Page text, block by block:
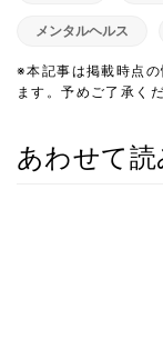
メンタルヘルス
※本記事は掲載時点
ます。予めご了承くだ
あわせて